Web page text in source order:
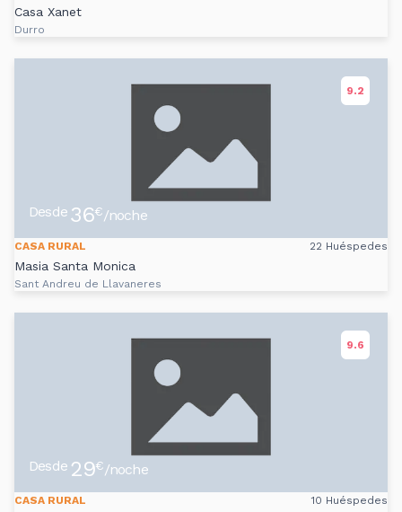
Casa Xanet
Durro
9.2
Desde 36€/noche
CASA RURAL 22 Huéspedes
Masia Santa Monica
Sant Andreu de Llavaneres
9.6
Desde 29€/noche
CASA RURAL 10 Huéspedes